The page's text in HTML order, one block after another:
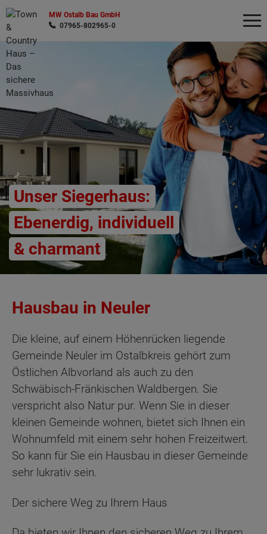
MW Ostalb Bau GmbH
07965-802965-0
Unser Siegerhaus:
Ebenerdig, individuell
& charmant
Hausbau in Neuler
Die kleine, auf einem Höhenrücken liegende
Gemeinde Neuler im Ostalbkreis gehört zum
Östlichen Albvorland als auch zu den
Schwäbisch-Fränkischen Waldbergen. Sie
verspricht also Natur pur. Wenn Sie in dieser
kleinen Gemeinde wohnen, bietet sich Ihnen ein
Wohnumfeld mit einem sehr hohen Freizeitwert.
So kann für Sie ein Hausbau in dieser Gemeinde
sehr lukrativ sein.
Der sichere Weg zu Ihrem Haus
Wonach möchten Sie suchen?